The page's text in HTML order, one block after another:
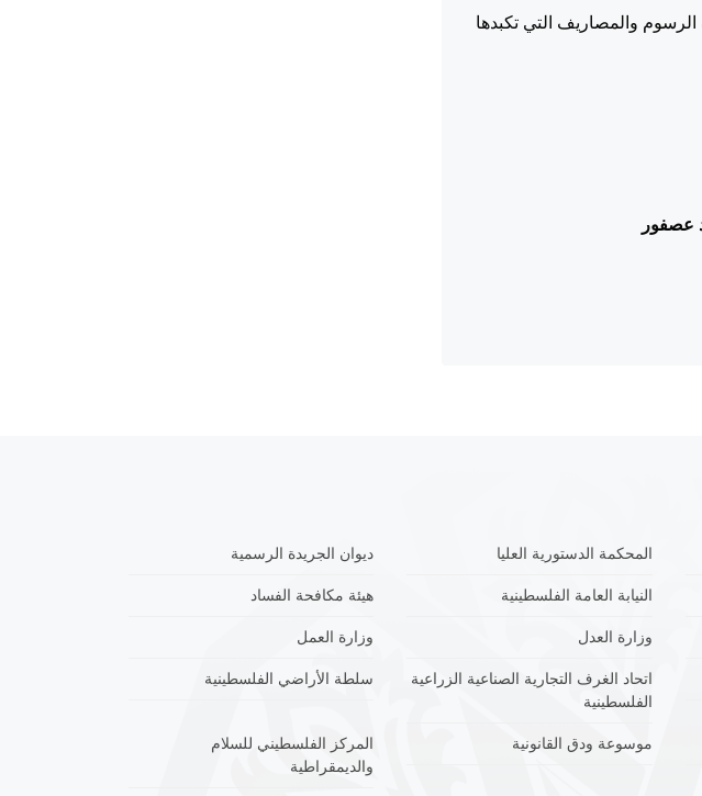
والمصاريف التي تكبدها
عصفور
المحكمة الدستورية العليا ديوان الجريدة الرسمية
النيابة العامة الفلسطينية هيئة مكافحة الفساد
وزارة العدل وزارة العمل
اتحاد الغرف التجارية الصناعية الزراعية
الفلسطينية
سلطة الأراضي الفلسطينية
موسوعة ودق القانونية
المركز الفلسطيني للسلام
والديمقراطية